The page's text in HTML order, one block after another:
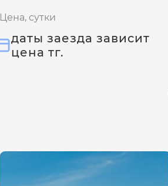
Цена, сутки
даты заезда зависит
цена тг.